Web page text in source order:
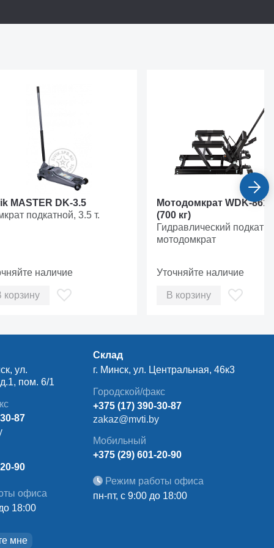
MASTER DK-3.5
подкатной, 3.5 т.
наличие
корзину
Мотодомкрат WDK-
(700 кг)
Гидравлический
мотодомкрат
Уточняйте наличие
В корзину
ул.
пом. 6/1
87
90
офиса
18:00
Склад
г. Минск, ул. Центральная, 46к3
Городской/факс
+375 (17) 390-30-87
zakaz@mvti.by
Мобильный
+375 (29) 601-20-90
Режим работы офиса
пн-пт, с 9:00 до 18:00
мне